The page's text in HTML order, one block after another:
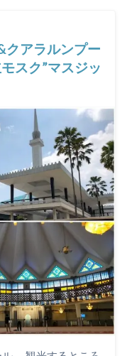
クアラルンプー
スク”マスジッ